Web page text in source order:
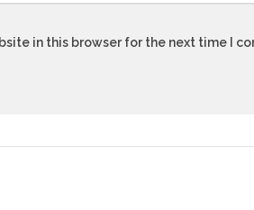
in this browser for the next time I